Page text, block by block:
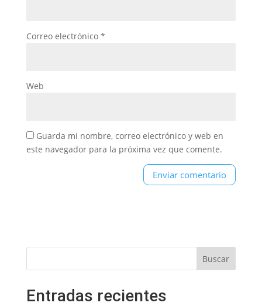
Correo electrónico *
Web
Guarda mi nombre, correo electrónico y web en
este navegador para la próxima vez que comente.
Entradas recientes